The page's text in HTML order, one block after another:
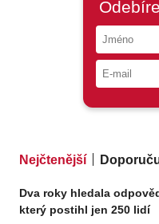
Nejčtenější
Dva roky hledala
který postihl jen 250 lidí